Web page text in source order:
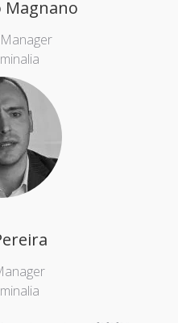
Magnano